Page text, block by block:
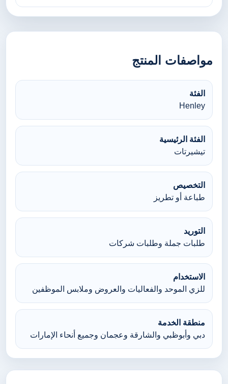
مواصفات المنتج
الفئة
Henley
الفئة الرئيسية
تيشيرتات
التخصيص
طباعة أو تطريز
التوريد
طلبات جملة وطلبات شركات
الاستخدام
للزي الموحد والفعاليات والعروض وملابس الموظفين
منطقة الخدمة
دبي وأبوظبي والشارقة وعجمان وجميع أنحاء الإمارات